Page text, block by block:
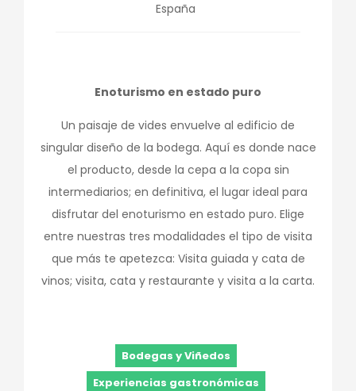
España
Enoturismo en estado puro
Un paisaje de vides envuelve al edificio de
singular diseño de la bodega. Aquí es donde nace
el producto, desde la cepa a la copa sin
intermediarios; en definitiva, el lugar ideal para
disfrutar del enoturismo en estado puro. Elige
entre nuestras tres modalidades el tipo de visita
que más te apetezca: Visita guiada y cata de
vinos; visita, cata y restaurante y visita a la carta.
Bodegas y Viñedos
Experiencias gastronómicas